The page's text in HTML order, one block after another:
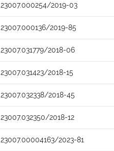
23007.000254/2019-03
23007.000136/2019-85
23007.031779/2018-06
23007.031423/2018-15
23007.032338/2018-45
23007.032350/2018-12
23007.00004163/2023-81